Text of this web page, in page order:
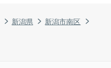
新潟県
新潟市南区